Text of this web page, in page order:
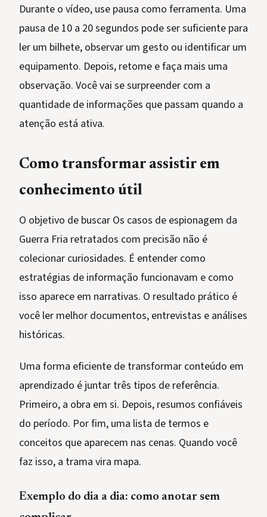
Durante o vídeo, use pausa como ferramenta. Uma
pausa de 10 a 20 segundos pode ser suficiente para
ler um bilhete, observar um gesto ou identificar um
equipamento. Depois, retome e faça mais uma
observação. Você vai se surpreender com a
quantidade de informações que passam quando a
atenção está ativa.
Como transformar assistir em
conhecimento útil
O objetivo de buscar Os casos de espionagem da
Guerra Fria retratados com precisão não é
colecionar curiosidades. É entender como
estratégias de informação funcionavam e como
isso aparece em narrativas. O resultado prático é
você ler melhor documentos, entrevistas e análises
históricas.
Uma forma eficiente de transformar conteúdo em
aprendizado é juntar três tipos de referência.
Primeiro, a obra em si. Depois, resumos confiáveis
do período. Por fim, uma lista de termos e
conceitos que aparecem nas cenas. Quando você
faz isso, a trama vira mapa.
Exemplo do dia a dia: como anotar sem